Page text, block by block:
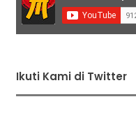
Ikuti Kami di Twitter